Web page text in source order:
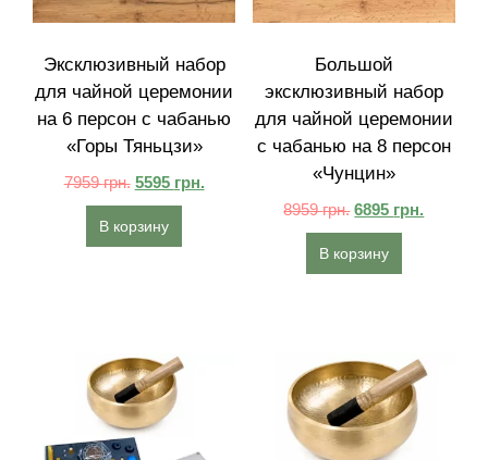
Эксклюзивный набор
для чайной церемонии
на 6 персон с чабанью
«Горы Тяньцзи»‎
7959грн. 5595 грн.
В корзину
Большой
эксклюзивный набор
для чайной церемонии
с чабанью на 8 персон
«Чунцин»‎
8959грн. 6895 грн.
В корзину